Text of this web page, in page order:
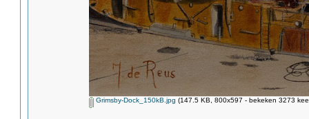
Grimsby-Dock_150kB.jpg (147.5 KB, 800x597 - bekeken 3273